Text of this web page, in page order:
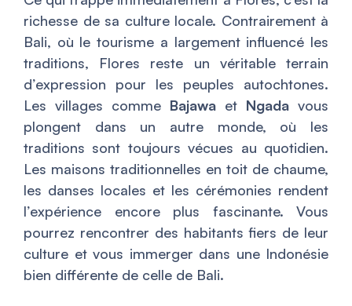
richesse de sa culture locale. Contrairement à
Bali, où le tourisme a largement influencé les
traditions, Flores reste un véritable terrain
d’expression pour les peuples autochtones.
Les villages comme Bajawa et Ngada vous
plongent dans un autre monde, où les
traditions sont toujours vécues au quotidien.
Les maisons traditionnelles en toit de chaume,
les danses locales et les cérémonies rendent
l’expérience encore plus fascinante. Vous
pourrez rencontrer des habitants fiers de leur
culture et vous immerger dans une Indonésie
bien différente de celle de Bali.